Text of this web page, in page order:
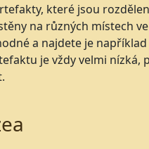
které jsou
na různých místech
a najdete je
je vždy velmi